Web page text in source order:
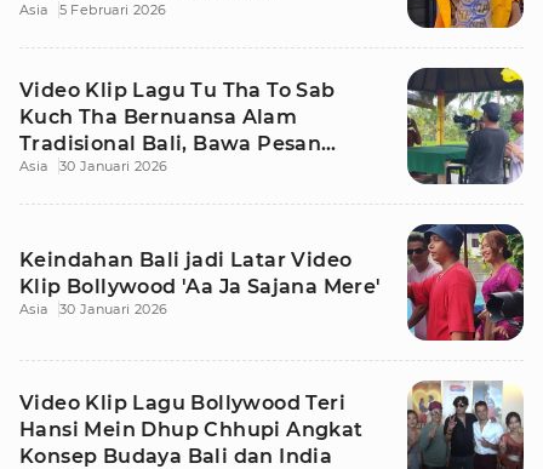
Asia 5 Februari 2026
Video Klip Lagu Tu Tha To Sab
Kuch Tha Bernuansa Alam
Tradisional Bali, Bawa Pesan
Kedamaian
Asia 30 Januari 2026
Keindahan Bali jadi Latar Video
Klip Bollywood 'Aa Ja Sajana Mere'
Asia 30 Januari 2026
Video Klip Lagu Bollywood Teri
Hansi Mein Dhup Chhupi Angkat
Konsep Budaya Bali dan India